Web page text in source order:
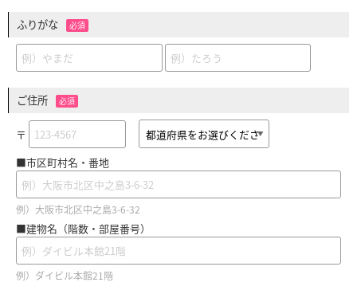
ふりがな 必須
ご住所 必須
〒
■市区町村名・番地
例）大阪市北区中之島3-6-32
■建物名（階数・部屋番号）
例）ダイビル本館21階